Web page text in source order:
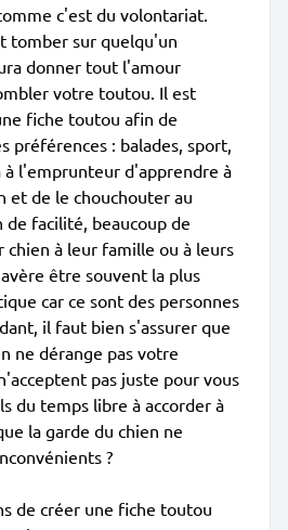
c'est du volontariat.
tomber sur quelqu'un
donner tout l'amour
votre toutou. Il est
fiche toutou afin de
préférences : balades, sport,
l'emprunteur d'apprendre à
et de le chouchouter au
facilité, beaucoup de
à leur famille ou à leurs
être souvent la plus
car ce sont des personnes
il faut bien s'assurer que
ne dérange pas votre
pas juste pour vous
du temps libre à accorder à
la garde du chien ne
?
de créer une fiche toutou